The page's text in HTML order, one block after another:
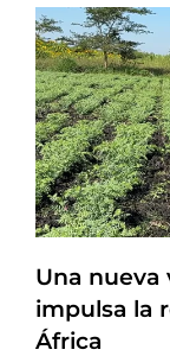
Una nueva
impulsa la
África